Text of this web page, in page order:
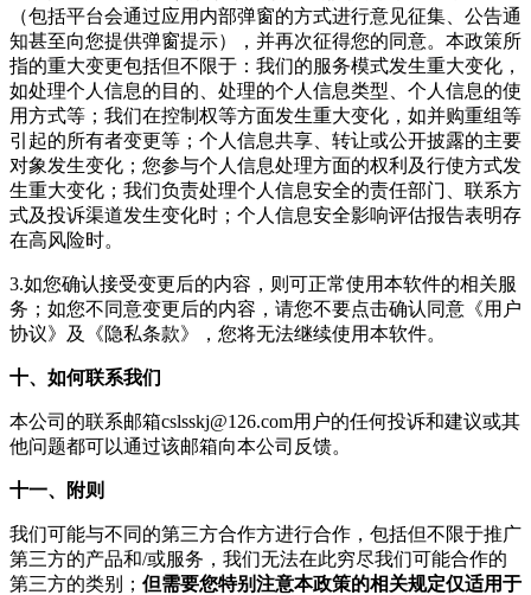
（包括平台会通过应用内部弹窗的方式进行意见征集、公告通
知甚至向您提供弹窗提示），并再次征得您的同意。本政策所
指的重大变更包括但不限于：我们的服务模式发生重大变化，
如处理个人信息的目的、处理的个人信息类型、个人信息的使
用方式等；我们在控制权等方面发生重大变化，如并购重组等
引起的所有者变更等；个人信息共享、转让或公开披露的主要
对象发生变化；您参与个人信息处理方面的权利及行使方式发
生重大变化；我们负责处理个人信息安全的责任部门、联系方
式及投诉渠道发生变化时；个人信息安全影响评估报告表明存
在高风险时。
3.如您确认接受变更后的内容，则可正常使用本软件的相关服
务；如您不同意变更后的内容，请您不要点击确认同意《用户
协议》及《隐私条款》，您将无法继续使用本软件。
十、如何联系我们
本公司的联系邮箱cslsskj@126.com用户的任何投诉和建议或其
他问题都可以通过该邮箱向本公司反馈。
十一、附则
我们可能与不同的第三方合作方进行合作，包括但不限于推广
第三方的产品和/或服务，我们无法在此穷尽我们可能合作的
第三方的类别； 但需要您特别注意本政策的相关规定仅适用于